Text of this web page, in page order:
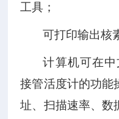
工具；
可打印输出核
计算机可在中
接管活度计的功能
址、扫描速率、数